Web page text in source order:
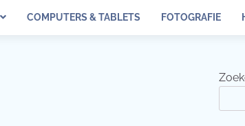
COMPUTERS & TABLETS FOTOGRAFIE